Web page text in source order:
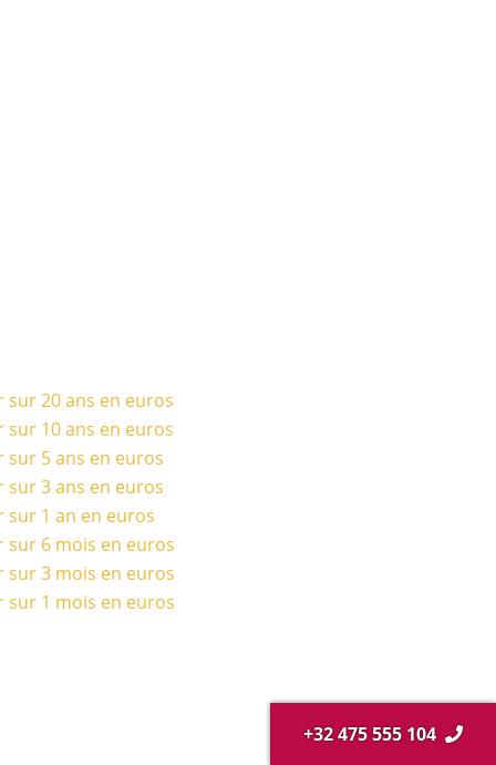
sur 20 ans en euros
sur 10 ans en euros
sur 5 ans en euros
sur 3 ans en euros
sur 1 an en euros
sur 6 mois en euros
sur 3 mois en euros
sur 1 mois en euros
+32 475 555 104